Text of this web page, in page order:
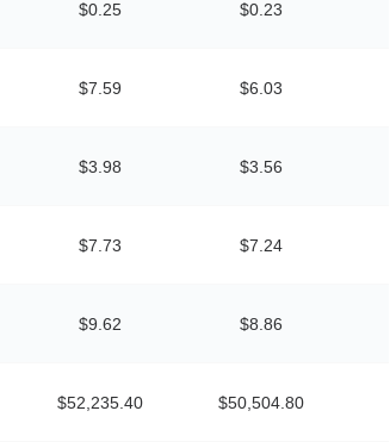
$0.25 $0.23
$7.59 $6.03
$3.98 $3.56
$7.73 $7.24
$9.62 $8.86
$52,235.40 $50,504.80